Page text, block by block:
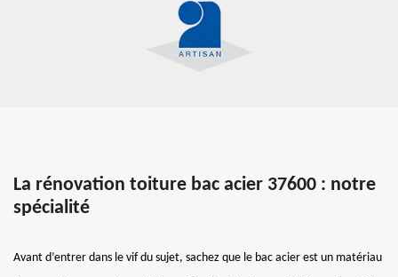
La rénovation toiture bac acier 37600 : notre
spécialité
Avant d’entrer dans le vif du sujet, sachez que le bac acier est un matériau